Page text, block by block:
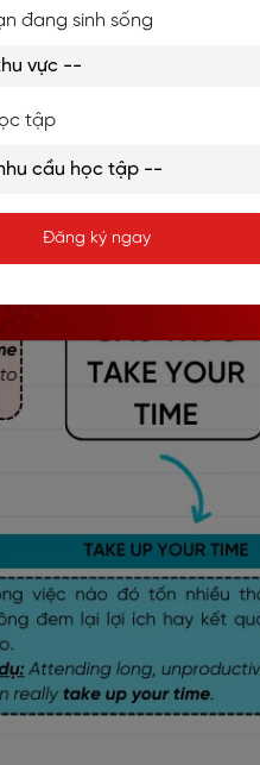
sử dụng cụm từ này:
đang sinh sống
tập
Đăng ký ngay